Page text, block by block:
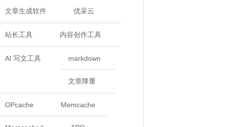
文章生成软件 优采云
站长工具 内容创作工具
AI 写文工具 markdown
文章降重
OPcache Memcache